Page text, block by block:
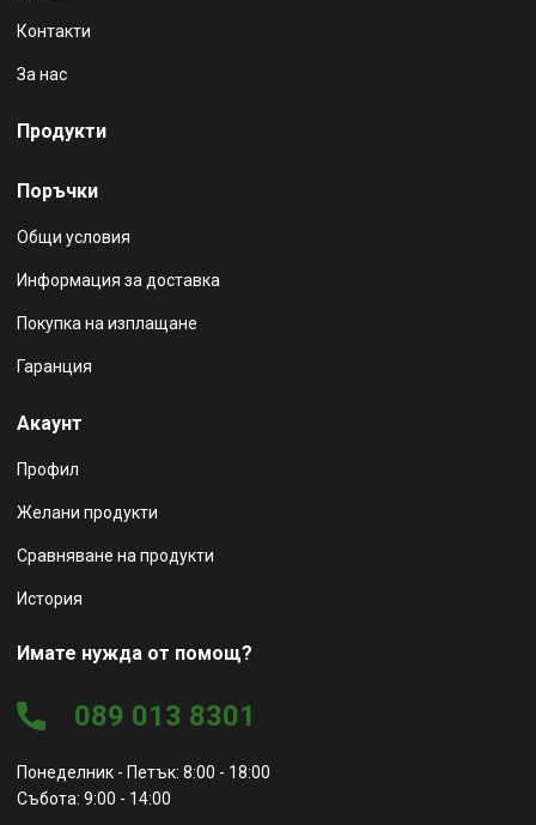
Контакти
За нас
Продукти
Поръчки
Общи условия
Информация за доставка
Покупка на изплащане
Гаранция
Акаунт
Профил
Желани продукти
Сравняване на продукти
История
Имате нужда от помощ?
089 013 8301
Понеделник - Петък: 8:00 - 18:00
Събота: 9:00 - 14:00